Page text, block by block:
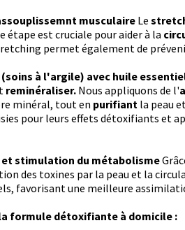
musculaire Le
étape est cruciale pour aider à la
permet également de
à l'argile) avec huile
reminéraliser. Nous appliquons de l'
minéral, tout en purifiant la peau
pour leurs effets détoxifiants et
stimulation du métabolisme
des toxines par la peau et la
favorisant une meilleure
formule détoxifiante à domicile :